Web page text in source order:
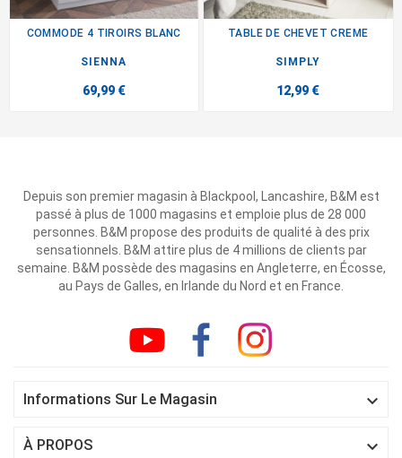
COMMODE 4 TIROIRS BLANC
SIENNA
69,99 €
TABLE DE CHEVET CREME
SIMPLY
12,99 €
Depuis son premier magasin à Blackpool, Lancashire, B&M est
passé à plus de 1000 magasins et emploie plus de 28 000
personnes. B&M propose des produits de qualité à des prix
sensationnels. B&M attire plus de 4 millions de clients par
semaine. B&M possède des magasins en Angleterre, en Écosse,
au Pays de Galles, en Irlande du Nord et en France.
Informations Sur Le Magasin 
À PROPOS 